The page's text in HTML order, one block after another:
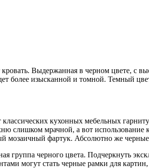
Выдержанная в черном цвете,
более изысканной и томной. Темный
классических кухонных мебельных
слишком мрачной, а вот
мозаичный фартук. Абсолютно же
группа черного цвета. Подчеркнуть
могут стать черные рамки для